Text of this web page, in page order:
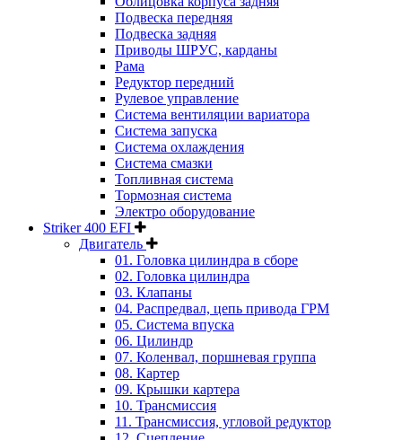
Подвеска передняя
Подвеска задняя
Приводы ШРУС, карданы
Рама
Редуктор передний
Рулевое управление
Система вентиляции вариатора
Система запуска
Система охлаждения
Система смазки
Топливная система
Тормозная система
Электро оборудование
Striker 400 EFI
Двигатель
01. Головка цилиндра в сборе
02. Головка цилиндра
03. Клапаны
04. Распредвал, цепь привода ГРМ
05. Система впуска
06. Цилиндр
07. Коленвал, поршневая группа
08. Картер
09. Крышки картера
10. Трансмиссия
11. Трансмиссия, угловой редуктор